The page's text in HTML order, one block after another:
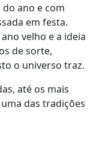
ano e com
em festa.
velho e a ideia
de sorte,
o universo traz.
até os mais
das tradições